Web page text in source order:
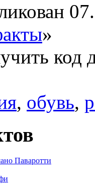
»
код
, обувь,
Паваротти